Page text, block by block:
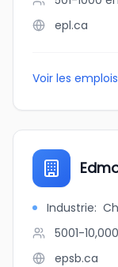
epl.ca
Voir les
Industrie:
5001-10,000
epsb.ca